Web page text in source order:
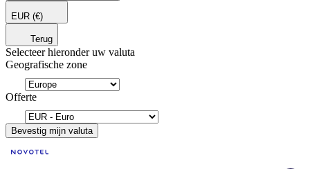
EUR (€)
Terug
Selecteer hieronder uw valuta
Geografische zone
Offerte
Bevestig mijn valuta